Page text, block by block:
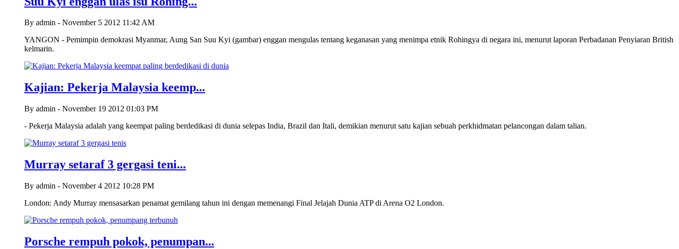
By admin - November 5 2012 11:42 AM
YANGON - Pemimpin demokrasi Myanmar, Aung San Suu Kyi (gambar) enggan mengulas tentang keganasan yang menimpa etnik Rohingya di negara ini, menurut laporan Perbadanan Penyiaran British
kelmarin.
Kajian: Pekerja Malaysia keemp...
By admin - November 19 2012 01:03 PM
- Pekerja Malaysia adalah yang keempat paling berdedikasi di dunia selepas India, Brazil dan Itali, demikian menurut satu kajian sebuah perkhidmatan pelancongan dalam talian.
Murray setaraf 3 gergasi teni...
By admin - November 4 2012 10:28 PM
London: Andy Murray mensasarkan penamat gemilang tahun ini dengan memenangi Final Jelajah Dunia ATP di Arena O2 London.
Porsche rempuh pokok, penumpan...